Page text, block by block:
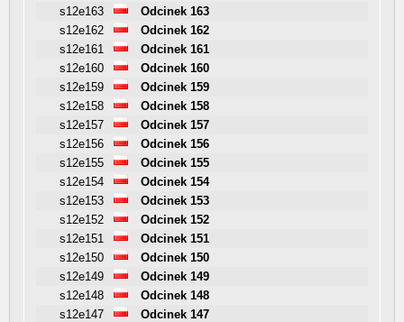
s12e163
Odcinek 163
s12e162
Odcinek 162
s12e161
Odcinek 161
s12e160
Odcinek 160
s12e159
Odcinek 159
s12e158
Odcinek 158
s12e157
Odcinek 157
s12e156
Odcinek 156
s12e155
Odcinek 155
s12e154
Odcinek 154
s12e153
Odcinek 153
s12e152
Odcinek 152
s12e151
Odcinek 151
s12e150
Odcinek 150
s12e149
Odcinek 149
s12e148
Odcinek 148
s12e147
Odcinek 147